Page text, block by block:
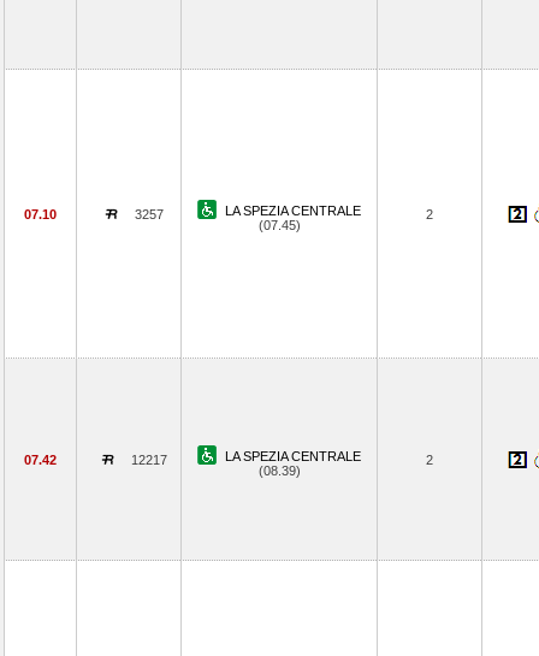
07.10 3257
LA SPEZIA CENTRALE
(07.45)
2
07.42 12217
LA SPEZIA CENTRALE
(08.39)
2